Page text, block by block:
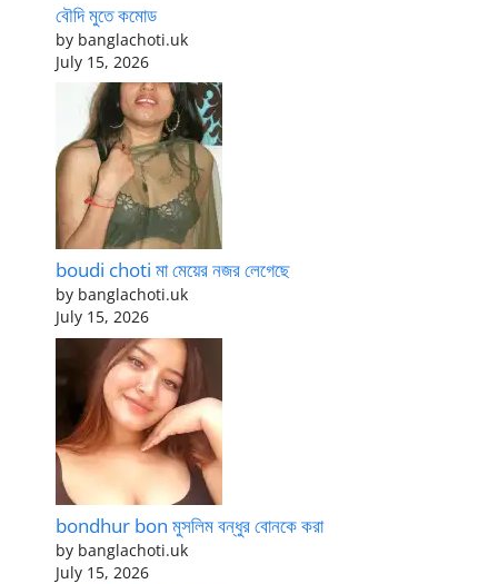
বৌদি মুতে কমোড
by banglachoti.uk
July 15, 2026
boudi choti মা মেয়ের নজর লেগেছে
by banglachoti.uk
July 15, 2026
bondhur bon মুসলিম বন্ধুর বোনকে করা
by banglachoti.uk
July 15, 2026